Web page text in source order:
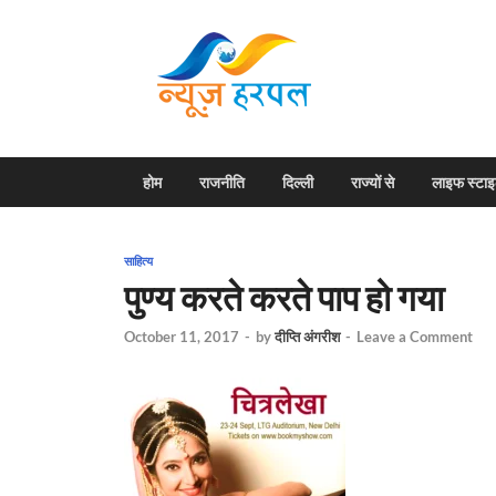
होम राजनीति दिल्ली राज्यों से लाइफ
साहित्य
पुण्य करते करते पाप हो गया
October 11, 2017 - byदीप्ति अंगरीश - Leave a Comment